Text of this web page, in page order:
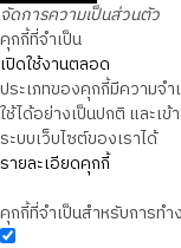
จัดการความเป็นส่วนตัว
คุกกี้ที่จำเป็น
เปิดใช้งานตลอด
ประเภทของคุกกี้มีความจ
ใช้ได้อย่างเป็นปกติ และเ
ระบบเว็บไซต์ของเราได้
รายละเอียดคุกกี้
คุกกี้ที่จำเป็นสำหรับการท